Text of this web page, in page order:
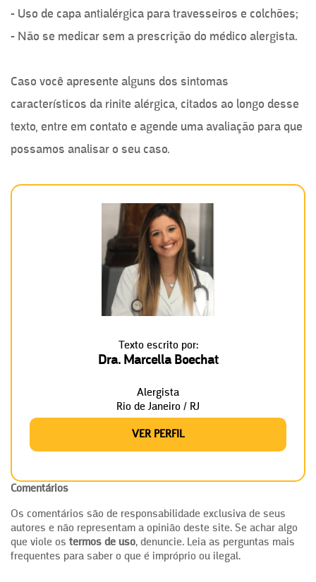
- Uso de capa antialérgica para travesseiros e colchões;
- Não se medicar sem a prescrição do médico alergista.
Caso você apresente alguns dos sintomas
característicos da rinite alérgica, citados ao longo desse
texto, entre em contato e agende uma avaliação para que
possamos analisar o seu caso.
Texto escrito por:
Dra. Marcella Boechat
Alergista
Rio de Janeiro / RJ
VER PERFIL
Comentários
Os comentários são de responsabilidade exclusiva de seus
autores e não representam a opinião deste site. Se achar algo
que viole os termos de uso, denuncie. Leia as perguntas mais
frequentes para saber o que é impróprio ou ilegal.